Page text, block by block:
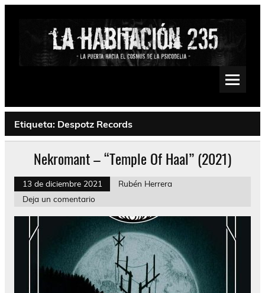
Saltar
Psychedelic, Stoner, Doom, Sludge, Fuzz, Space, Drone
Etiqueta: Despotz Records
Nekromant – “Temple Of Haal” (2021)
13 de diciembre 2021
Rubén Herrera
Deja un comentario